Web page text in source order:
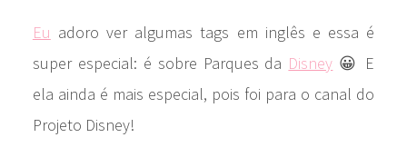
Eu adoro ver algumas tags em inglês e essa é
super especial: é sobre Parques da Disney 😀 E
ela ainda é mais especial, pois foi para o canal do
Projeto Disney!